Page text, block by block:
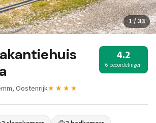
1 / 33
4.2
6 beoordelingen
Oostenrijk★★★★